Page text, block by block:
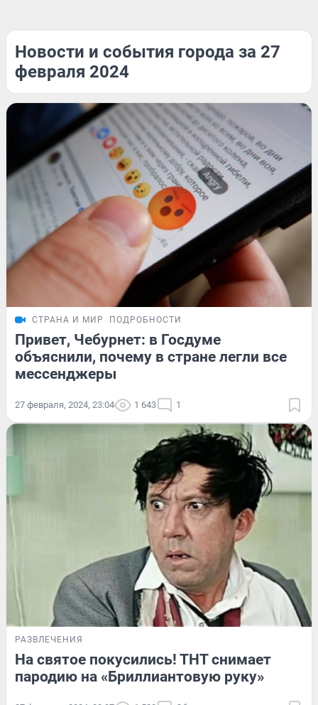
Новости и события города за 27
февраля 2024
СТРАНА И МИР ПОДРОБНОСТИ
Привет, Чебурнет: в Госдуме
объяснили, почему в стране легли все
мессенджеры
27 февраля, 2024, 23:04 1 643 1
РАЗВЛЕЧЕНИЯ
На святое покусились! ТНТ снимает
пародию на «Бриллиантовую руку»